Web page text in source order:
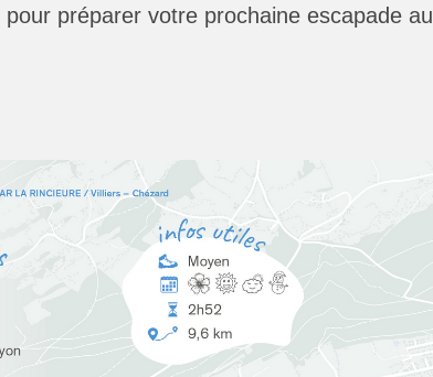
pour préparer votre prochaine escapade au